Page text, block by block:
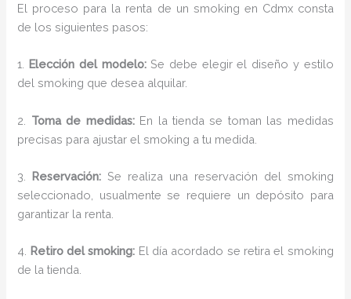
El proceso para la renta de un smoking en Cdmx consta
de los siguientes pasos:
1. Elección del modelo:Se debe elegir el diseño y estilo
del smoking que desea alquilar.
2. Toma de medidas:En la tienda se toman las medidas
precisas para ajustar el smoking a tu medida.
3. Reservación: Se realiza una reservación del smoking
seleccionado, usualmente se requiere un depósito para
garantizar la renta.
4. Retiro del smoking: El día acordado se retira el smoking
de la tienda.